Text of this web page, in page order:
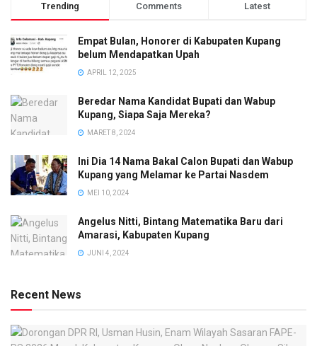
Trending Comments Latest
Empat Bulan, Honorer di Kabupaten Kupang
belum Mendapatkan Upah
APRIL 12, 2025
Beredar Nama Kandidat Bupati dan Wabup
Kupang, Siapa Saja Mereka?
MARET 8, 2024
Ini Dia 14 Nama Bakal Calon Bupati dan Wabup
Kupang yang Melamar ke Partai Nasdem
MEI 10, 2024
Angelus Nitti, Bintang Matematika Baru dari
Amarasi, Kabupaten Kupang
JUNI 4, 2024
Recent News